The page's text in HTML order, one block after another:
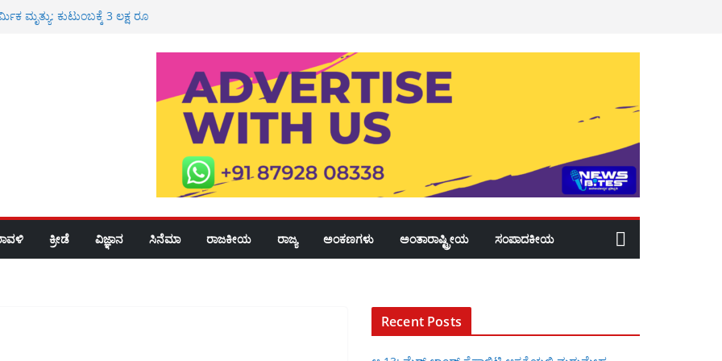
ಮೃತ್ಯು: ಕುಟುಂಬಕ್ಕೆ 3 ಲಕ್ಷ ರೂ
ಮೌಲ್ಯದ ಚಿನ್ನ ದರೋಡೆ: ಇಬ್ಬರ ಬಂಧನ
ಸೇವೆ
ಪಿಯು ಕಾಲೇಜುಗಳಿಗೆ ರಜೆ
ಕ್ರೀಡೆ ವಿಜ್ಞಾನ ಸಿನೆಮಾ ರಾಜಕೀಯ ರಾಜ್ಯ ಅಂಕಣಗಳು ಅಂತಾರಾಷ್ಟ್ರೀಯ ಸಂಪಾದಕೀಯ
Recent Posts